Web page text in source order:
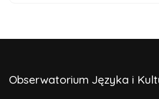
Obserwatorium Języka i